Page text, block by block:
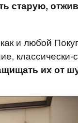
старую,
и любой
классически-
их от